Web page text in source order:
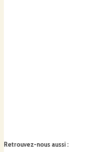
Retrouvez-nous aussi :